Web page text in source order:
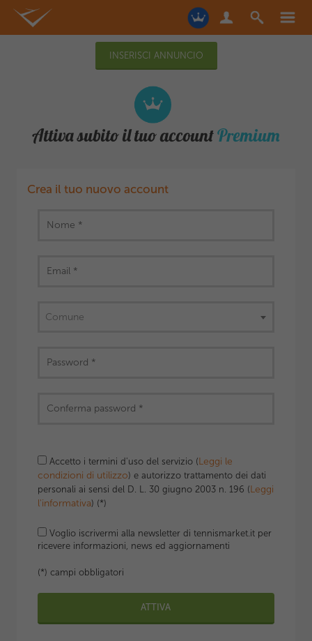
INSERISCI ANNUNCIO
Attiva subito il tuo accountPremium
Crea il tuo nuovo account
Comune
Accetto i termini d'uso del servizio (Leggi le
condizioni di utilizzo) e autorizzo trattamento dei dati
personali ai sensi del D. L. 30 giugno 2003 n. 196 (Leggi
l'informativa) (*)
Voglio iscrivermi alla newsletter di tennismarket.it per
ricevere informazioni, news ed aggiornamenti
(*) campi obbligatori
ATTIVA